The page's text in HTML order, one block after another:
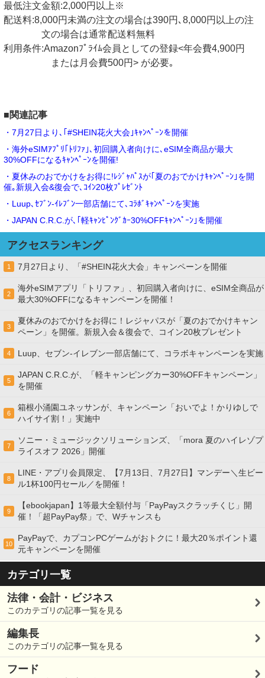
最低注文金額:2,000円以上※
配送料:8,000円未満の注文の場合は390円､8,000円以上の注
文の場合は通常配送料無料
利用条件:Amazonﾌﾟﾗｲﾑ会員としての登録<年会費4,900円
または月会費500円> が必要｡
■関連記事
・7月27日より､｢#SHEIN花火大会｣ｷｬﾝﾍﾟｰﾝを開催
・海外eSIMｱﾌﾟﾘ｢ﾄﾘﾌｧ｣､初回購入者向けに､eSIM全商品が最大
30%OFFになるｷｬﾝﾍﾟｰﾝを開催!
・夏休みのおでかけをお得に!ﾚｼﾞｬﾊﾟｽが｢夏のおでかけｷｬﾝﾍﾟｰﾝ｣を開
催｡新規入会&復会で､ｺｲﾝ20枚ﾌﾟﾚｾﾞﾝﾄ
・Luup､ｾﾌﾞﾝ‐ｲﾚﾌﾞﾝ一部店舗にて､ｺﾗﾎﾞｷｬﾝﾍﾟｰﾝを実施
・JAPAN C.R.C.が､｢軽ｷｬﾝﾋﾟﾝｸﾞｶｰ30%OFFｷｬﾝﾍﾟｰﾝ｣を開催
アクセスランキング
1 7月27日より、「#SHEIN花火大会」キャンペーンを開催
2
海外eSIMアプリ「トリファ」、初回購入者向けに、eSIM全商品が
最大30%OFFになるキャンペーンを開催！
3
夏休みのおでかけをお得に！レジャパスが「夏のおでかけキャン
ペーン」を開催。新規入会＆復会で、コイン20枚プレゼント
4 Luup、セブン‐イレブン一部店舗にて、コラボキャンペーンを実施
5
JAPAN C.R.C.が、「軽キャンピングカー30%OFFキャンペーン」
を開催
6
箱根小涌園ユネッサンが、キャンペーン「おいでよ！かりゆしで
ハイサイ割！」実施中
7
ソニー・ミュージックソリューションズ、「mora 夏のハイレゾプ
ライスオフ 2026」開催
8
LINE・アプリ会員限定、【7月13日、7月27日】マンデー＼生ビー
ル1杯100円セール／を開催！
9
【ebookjapan】1等最大全額付与「PayPayスクラッチくじ」開
催！「超PayPay祭」で、Wチャンスも
10
PayPayで、カプコンPCゲームがおトクに！最大20％ポイント還
元キャンペーンを開催
カテゴリ一覧
法律・会計・ビジネス
このカテゴリの記事一覧を見る
編集長
このカテゴリの記事一覧を見る
フード